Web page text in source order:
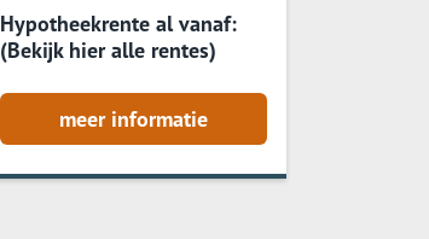
Hypotheekrente al vanaf:
(Bekijk hier alle rentes)
meer informatie